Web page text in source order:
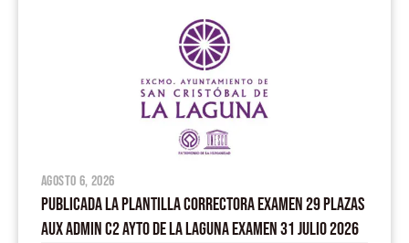
a
p
p
agosto 6, 2026
PUBLICADA LA PLANTILLA CORRECTORA EXAMEN 29 PLAZAS
AUX ADMIN C2 AYTO DE LA LAGUNA EXAMEN 31 JULIO 2026